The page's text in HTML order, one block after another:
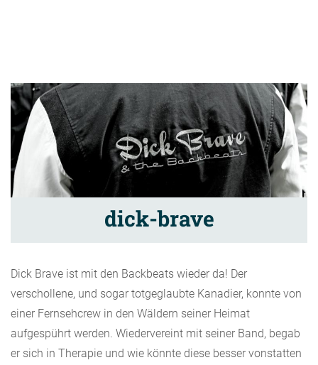
dick-brave
Dick Brave ist mit den Backbeats wieder da! Der
verschollene, und sogar totgeglaubte Kanadier, konnte von
einer Fernsehcrew in den Wäldern seiner Heimat
aufgespührt werden. Wiedervereint mit seiner Band, begab
er sich in Therapie und wie könnte diese besser vonstatten